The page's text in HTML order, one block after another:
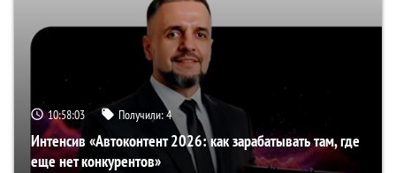
10:58:02 Получили:4
Интенсив «Автоконтент 2026: как зарабатывать там, где
еще нет конкурентов»